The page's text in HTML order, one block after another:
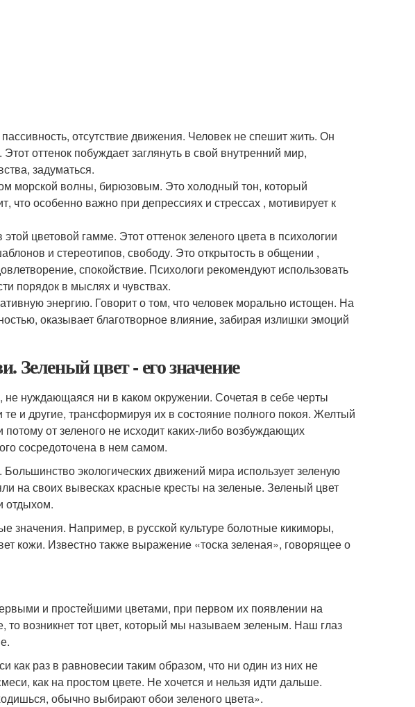
отсутствие движения. Человек не спешит жить. Он
оттенок побуждает заглянуть в свой внутренний мир,
задуматься.
морской волны, бирюзовым. Это холодный тон, который
что особенно важно при депрессиях и стрессах , мотивирует к
цветовой гамме. Этот оттенок зеленого цвета в психологии
и стереотипов, свободу. Это открытость в общении ,
спокойствие. Психологи рекомендуют использовать
порядок в мыслях и чувствах.
энергию. Говорит о том, что человек морально истощен. На
оказывает благотворное влияние, забирая излишки эмоций
Зеленый цвет - его значение
не нуждающаяся ни в каком окружении. Сочетая в себе черты
и другие, трансформируя их в состояние полного покоя. Желтый
от зеленого не исходит каких-либо возбуждающих
сосредоточена в нем самом.
экологических движений мира использует зеленую
на своих вывесках красные кресты на зеленые. Зеленый цвет
отдыхом.
значения. Например, в русской культуре болотные кикиморы,
кожи. Известно также выражение «тоска зеленая», говорящее о
и простейшими цветами, при первом их появлении на
то возникнет тот цвет, который мы называем зеленым. Наш глаз
как раз в равновесии таким образом, что ни один из них не
как на простом цвете. Не хочется и нельзя идти дальше.
обычно выбирают обои зеленого цвета».